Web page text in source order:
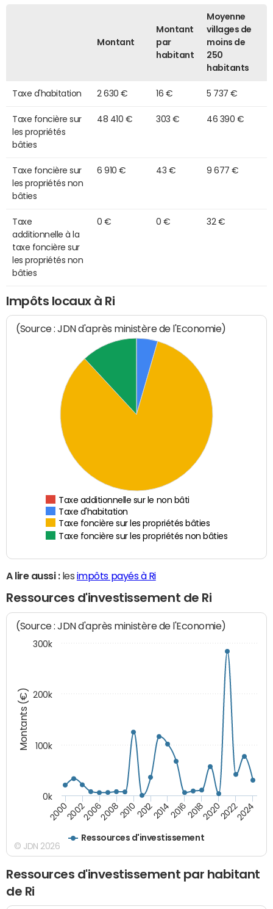
Montant
Montant
par
habitant
Moyenne
villages de
moins de
250
habitants
Taxe d'habitation 2 630 € 16 € 5 737 €
Taxe foncière sur
les propriétés
bâties
48 410 € 303 € 46 390 €
Taxe foncière sur
les propriétés non
bâties
6 910 € 43 € 9 677 €
Taxe
additionnelle à la
taxe foncière sur
les propriétés non
bâties
0 € 0 € 32 €
Impôts locaux à Ri
(Source : JDN d'après ministère de l'Economie)
Taxe additionnelle sur le non bâti
Taxe d'habitation
Taxe foncière sur les propriétés bâties
Taxe foncière sur les propriétés non bâties
A lire aussi :les impôts payés à Ri
Ressources d'investissement de Ri
Montants (€)
(Source : JDN d'après ministère de l'Economie)
Ressources d'investissement
200020022006200820102012201420162018202020222024
0k
100k
200k
300k
© JDN 2026
Ressources d'investissement par habitant
de Ri